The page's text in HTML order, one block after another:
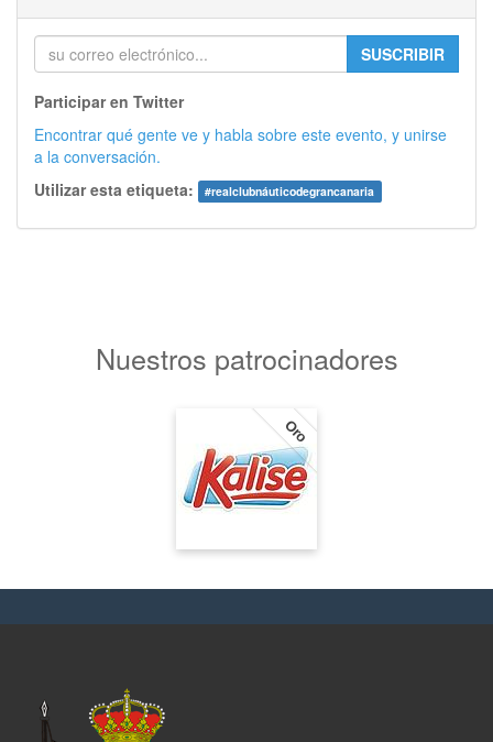
SUSCRIBIR
Participar en Twitter
Encontrar qué gente ve y habla sobre este evento, y unirse
a la conversación.
Utilizar esta etiqueta:
#realclubnáuticodegrancanaria
Nuestros patrocinadores
Oro